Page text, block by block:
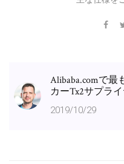
Alibaba.comで最
カーTx2サプラ
2019/10/29